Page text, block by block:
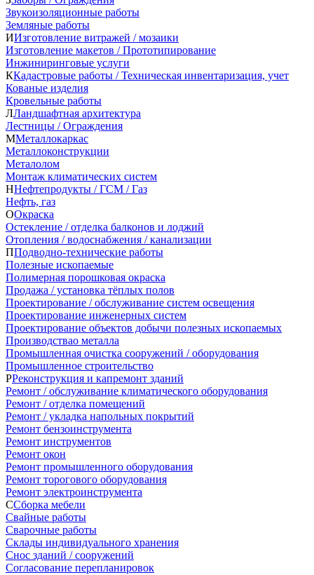
Звукоизоляционные работы
Земляные работы
ИИзготовление витражей / мозаики
Изготовление макетов / Прототипирование
Инжиниринговые услуги
ККадастровые работы / Техническая инвентаризация, учет
Кованые изделия
Кровельные работы
ЛЛандшафтная архитектура
Лестницы / Ограждения
ММеталлокаркас
Металлоконструкции
Металолом
Монтаж климатических систем
ННефтепродукты / ГСМ / Газ
Нефть, газ
ООкраска
Остекление / отделка балконов и лоджий
Отопления / водоснабжения / канализации
ППодводно-технические работы
Полезные ископаемые
Полимерная порошковая окраска
Продажа / установка тёплых полов
Проектирование / обслуживание систем освещения
Проектирование инженерных систем
Проектирование объектов добычи полезных ископаемых
Производствао металла
Промышленная очистка сооружений / оборудования
Промышленное строительство
РРеконструкция и капремонт зданий
Ремонт / обслуживание климатического оборудования
Ремонт / отделка помещений
Ремонт / укладка напольных покрытий
Ремонт бензоинструмента
Ремонт инструментов
Ремонт окон
Ремонт промышленного оборудования
Ремонт торогового оборудования
Ремонт электроинструмента
ССборка мебели
Свайные работы
Сварочные работы
Склады индивидуального хранения
Снос зданий / сооружений
Согласование перепланировок